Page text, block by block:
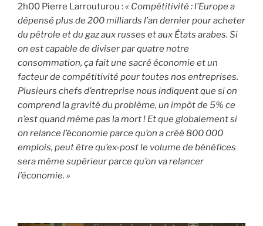
2h00 Pierre Larrouturou :« Compétitivité : l’Europe a
dépensé plus de 200 milliards l’an dernier pour acheter
du pétrole et du gaz aux russes et aux États arabes. Si
on est capable de diviser par quatre notre
consommation, ça fait une sacré économie et un
facteur de compétitivité pour toutes nos entreprises.
Plusieurs chefs d’entreprise nous indiquent que si on
comprend la gravité du problème, un impôt de 5% ce
n’est quand même pas la mort ! Et que globalement si
on relance l’économie parce qu’on a créé 800 000
emplois, peut être qu’ex-post le volume de bénéfices
sera même supérieur parce qu’on va relancer
l’économie. »